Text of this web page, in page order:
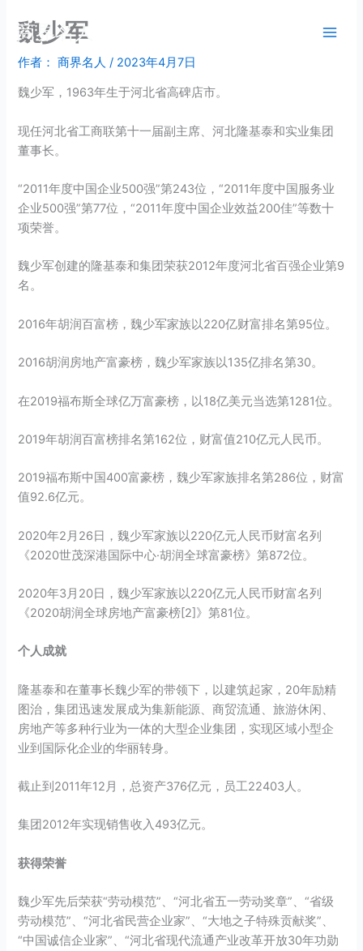
商界名人
魏少军
作者： 商界名人/ 2023年4月7日
魏少军，1963年生于河北省高碑店市。
现任河北省工商联第十一届副主席、河北隆基泰和实业集团
董事长。
“2011年度中国企业500强”第243位，“2011年度中国服务业
企业500强”第77位，“2011年度中国企业效益200佳”等数十
项荣誉。
魏少军创建的隆基泰和集团荣获2012年度河北省百强企业第9
名。
2016年胡润百富榜，魏少军家族以220亿财富排名第95位。
2016胡润房地产富豪榜，魏少军家族以135亿排名第30。
在2019福布斯全球亿万富豪榜，以18亿美元当选第1281位。
2019年胡润百富榜排名第162位，财富值210亿元人民币。
2019福布斯中国400富豪榜，魏少军家族排名第286位，财富
值92.6亿元。
2020年2月26日，魏少军家族以220亿元人民币财富名列
《2020世茂深港国际中心·胡润全球富豪榜》第872位。
2020年3月20日，魏少军家族以220亿元人民币财富名列
《2020胡润全球房地产富豪榜[2]》第81位。
个人成就
隆基泰和在董事长魏少军的带领下，以建筑起家，20年励精
图治，集团迅速发展成为集新能源、商贸流通、旅游休闲、
房地产等多种行业为一体的大型企业集团，实现区域小型企
业到国际化企业的华丽转身。
截止到2011年12月，总资产376亿元，员工22403人。
集团2012年实现销售收入493亿元。
获得荣誉
魏少军先后荣获“劳动模范”、“河北省五一劳动奖章”、“省级
劳动模范”、“河北省民营企业家”、“大地之子特殊贡献奖”、
“中国诚信企业家”、“河北省现代流通产业改革开放30年功勋